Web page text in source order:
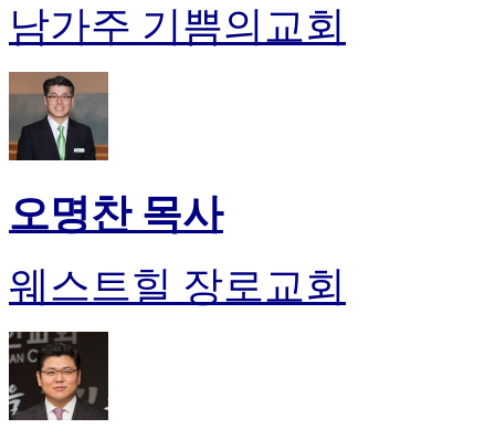
남가주 기쁨의교회
오명찬 목사
웨스트힐 장로교회